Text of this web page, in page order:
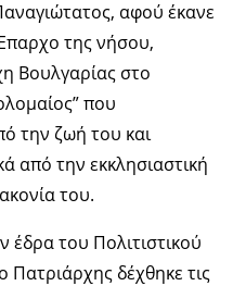
αφού έκανε
της νήσου,
Βουλγαρίας στο
που
την ζωή του και
από την εκκλησιαστική
του.
του Πολιτιστικού
δέχθηκε τις